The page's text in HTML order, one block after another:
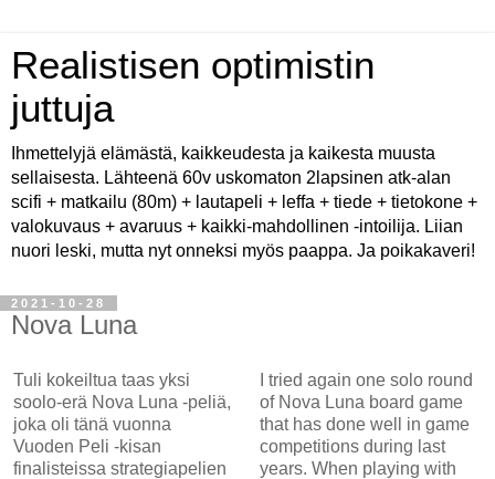
Realistisen optimistin
juttuja
Ihmettelyjä elämästä, kaikkeudesta ja kaikesta muusta
sellaisesta. Lähteenä 60v uskomaton 2lapsinen atk-alan
scifi + matkailu (80m) + lautapeli + leffa + tiede + tietokone +
valokuvaus + avaruus + kaikki-mahdollinen -intoilija. Liian
nuori leski, mutta nyt onneksi myös paappa. Ja poikakaveri!
2021-10-28
Nova Luna
Tuli kokeiltua taas yksi
soolo-erä Nova Luna -peliä,
joka oli tänä vuonna
Vuoden Peli -kisan
finalisteissa strategiapelien
I tried again one solo round
of Nova Luna board game
that has done well in game
competitions during last
years. When playing with